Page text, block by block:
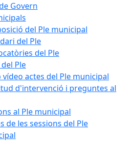
Govern
del Ple municipal
del Ple
del Ple
Ple
vídeo actes del Ple municipal
d'intervenció i preguntes al
al Ple municipal
de les sessions del Ple